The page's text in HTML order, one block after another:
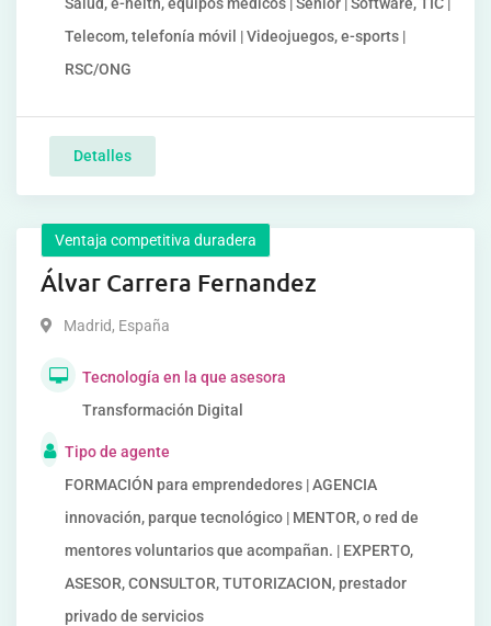
Telecom, telefonía móvil | Videojuegos, e-sports |
RSC/ONG
Detalles
Ventaja competitiva duradera
Álvar Carrera Fernandez
Madrid, España
Tecnología en la que asesora
Transformación Digital
Tipo de agente
FORMACIÓN para emprendedores | AGENCIA
innovación, parque tecnológico | MENTOR, o red de
mentores voluntarios que acompañan. | EXPERTO,
ASESOR, CONSULTOR, TUTORIZACION, prestador
privado de servicios